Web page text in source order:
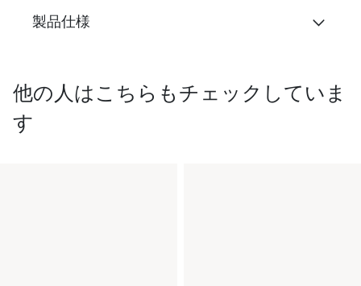
製品仕様
他の人はこちらもチェックしていま
す